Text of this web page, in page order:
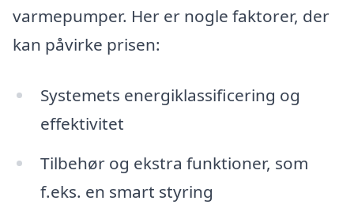
varmepumper. Her er nogle faktorer, der
kan påvirke prisen:
Systemets energiklassificering og
effektivitet
Tilbehør og ekstra funktioner, som
f.eks. en smart styring